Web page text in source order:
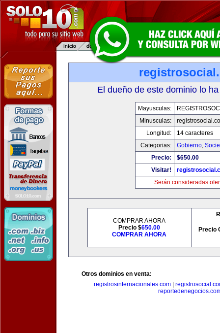
El dueño de este dominio lo
Mayusculas:
Minusculas:
Longitud:
14 caracteres
Categorias:
Gobierno,
Precio:
$650.00
Visitar!
Serán consideradas
COMPRAR AHORA
Precio $650.00
COMPRAR AHORA
Precio
Otros dominios en venta:
registrosinternacionales.com